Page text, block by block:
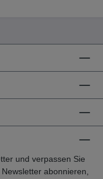
und verpassen Sie
abonnieren,